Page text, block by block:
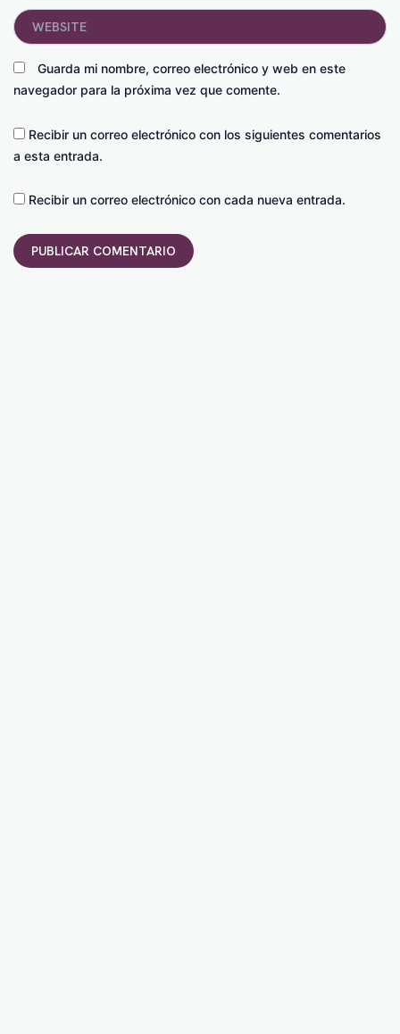
Guarda mi nombre, correo electrónico y web en este
navegador para la próxima vez que comente.
Website
Recibir un correo electrónico con los siguientes comentarios
a esta entrada.
Recibir un correo electrónico con cada nueva entrada.